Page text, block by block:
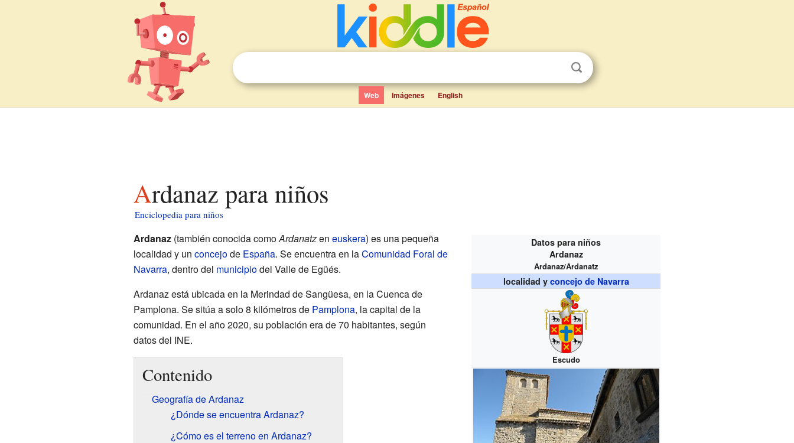
Web Imágenes English
Ardanaz para niños
Enciclopedia para niños
Datos para niños
Ardanaz
Ardanaz/Ardanatz
localidad y concejo de Navarra
Escudo
Ardanaz(también conocida comoArdanatzen euskera) es una pequeña
localidad y un concejode España. Se encuentra en laComunidad Foral de
Navarra, dentro del municipiodel Valle de Egüés.
Ardanaz está ubicada en la Merindad de Sangüesa, en la Cuenca de
Pamplona. Se sitúa a solo 8 kilómetros de Pamplona, la capital de la
comunidad. En el año 2020, su población era de 70 habitantes, según
datos del INE.
Contenido
Geografía de Ardanaz
¿Dónde se encuentra Ardanaz?
¿Cómo es el terreno en Ardanaz?